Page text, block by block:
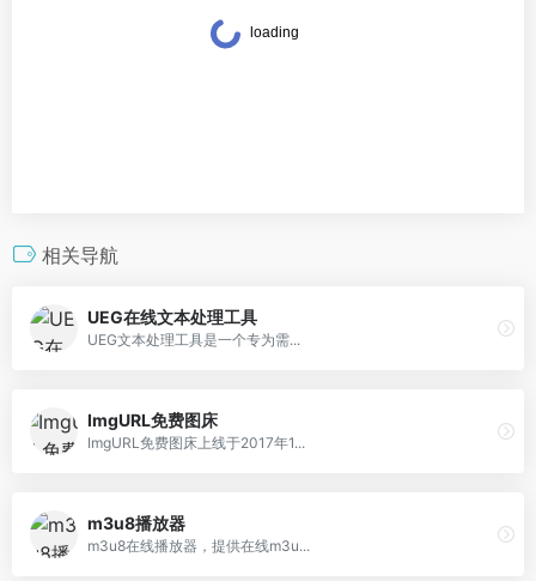
相关导航
UEG在线文本处理工具
UEG文本处理工具是一个专为需...
ImgURL免费图床
ImgURL免费图床上线于2017年1...
m3u8播放器
m3u8在线播放器，提供在线m3u...